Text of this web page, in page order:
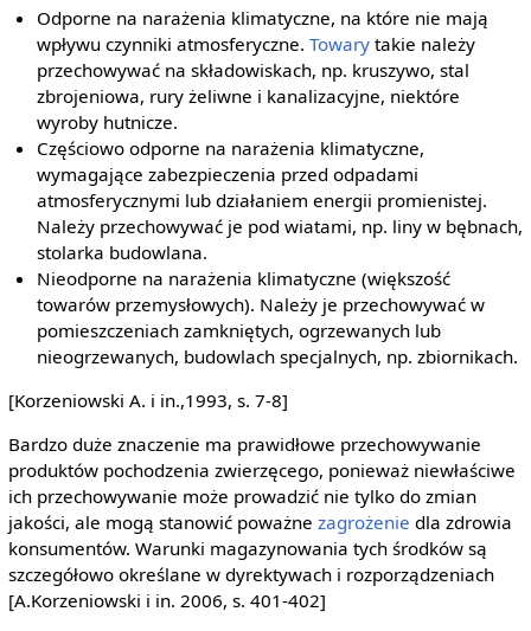
Odporne na narażenia klimatyczne, na które nie mają
wpływu czynniki atmosferyczne.Towary takie należy
przechowywać na składowiskach, np. kruszywo, stal
zbrojeniowa, rury żeliwne i kanalizacyjne, niektóre
wyroby hutnicze.
Częściowo odporne na narażenia klimatyczne,
wymagające zabezpieczenia przed odpadami
atmosferycznymi lub działaniem energii promienistej.
Należy przechowywać je pod wiatami, np. liny w bębnach,
stolarka budowlana.
Nieodporne na narażenia klimatyczne (większość
towarów przemysłowych). Należy je przechowywać w
pomieszczeniach zamkniętych, ogrzewanych lub
nieogrzewanych, budowlach specjalnych, np. zbiornikach.
[Korzeniowski A. i in.,1993, s. 7-8]
Bardzo duże znaczenie ma prawidłowe przechowywanie
produktów pochodzenia zwierzęcego, ponieważ niewłaściwe
ich przechowywanie może prowadzić nie tylko do zmian
jakości, ale mogą stanowić poważne zagrożenie dla zdrowia
konsumentów. Warunki magazynowania tych środków są
szczegółowo określane w dyrektywach i rozporządzeniach
[A.Korzeniowski i in. 2006, s. 401-402]